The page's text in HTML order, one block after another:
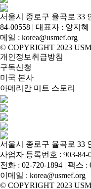
서울시 종로구 율곡로 33
84-00558 | 대표자 : 양지혜
메일 : korea@usmef.org
© COPYRIGHT 2023
개인정보취급방침
구독신청
미국 본사
아메리칸 미트 스토리
서울시 종로구 율곡로 33
사업자 등록번호 : 903-84-
전화 : 02-720-1894 | 팩스 :
이메일 : korea@usmef.org
© COPYRIGHT 2023